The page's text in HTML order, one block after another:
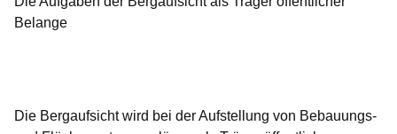
Belange
Die Bergaufsicht wird bei der Aufstellung von Bebauungs-